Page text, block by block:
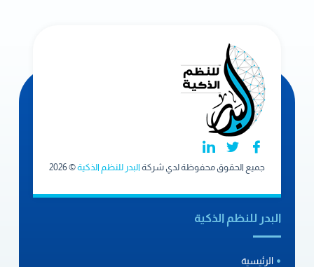
جميع الحقوق محفوظة لدي شركة البدر للنظم الذكية© 2026
البدر للنظم الذكية
الرئيسية